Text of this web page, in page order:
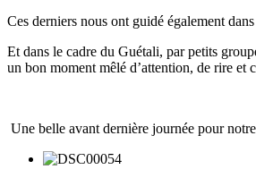
Ces derniers nous ont guidé également
Et dans le cadre du Guétali, par petits
un bon moment mêlé d’attention, de rire et
Une belle avant dernière journée pour